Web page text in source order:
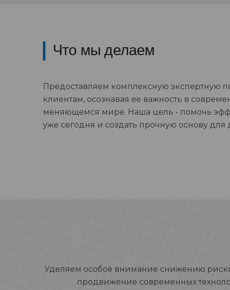
Что мы делаем
Предоставляем комплексную экспертную
клиентам, осознавая ее важность в
меняющемся мире. Наша цель - помочь
уже сегодня и создать прочную основу для
Уделяем особое внимание снижению
продвижение современных